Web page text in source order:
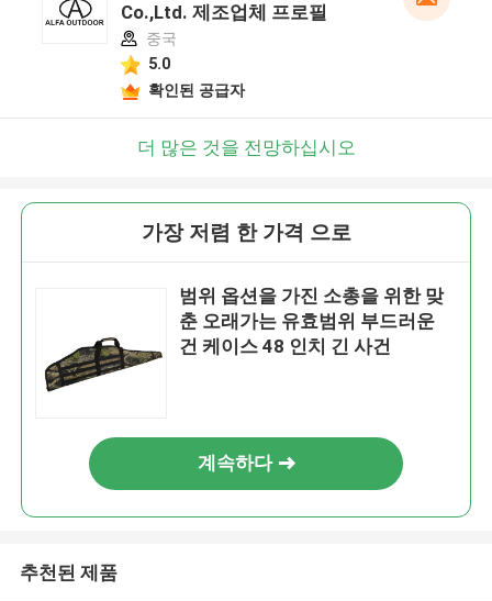
Co.,Ltd. 제조업체 프로필
중국
5.0
확인된 공급자
더 많은 것을 전망하십시오
가장 저렴 한 가격 으로
범위 옵션을 가진 소총을 위한 맞
춘 오래가는 유효범위 부드러운
건 케이스 48 인치 긴 사건
계속하다
추천된 제품